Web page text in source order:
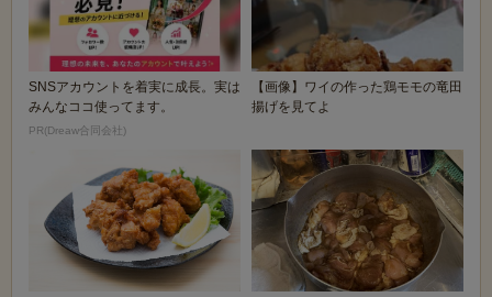
SNSアカウントを着実に成長。実は
みんなココ使ってます。
PR(Dreaw合同会社)
【画像】ワイの作った鶏モモの竜田
揚げを見てよ